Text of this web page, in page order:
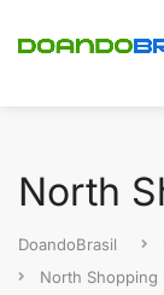
North
DoandoBrasil
North Shopping